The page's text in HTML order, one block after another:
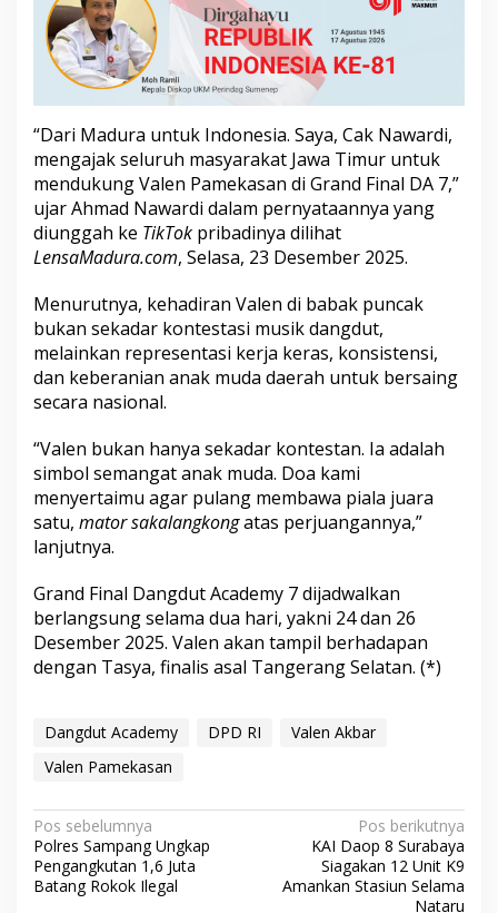
a
t
D
u
k
u
n
g
a
n
P
D
R
“Dari Madura untuk Indonesia. Saya, Cak Nawardi,
mengajak seluruh masyarakat Jawa Timur untuk
mendukung Valen Pamekasan di Grand Final DA 7,”
ujar Ahmad Nawardi dalam pernyataannya yang
diunggah ke TikTok pribadinya dilihat
LensaMadura.com, Selasa, 23 Desember 2025.
Menurutnya, kehadiran Valen di babak puncak
bukan sekadar kontestasi musik dangdut,
melainkan representasi kerja keras, konsistensi,
dan keberanian anak muda daerah untuk bersaing
secara nasional.
“Valen bukan hanya sekadar kontestan. Ia adalah
simbol semangat anak muda. Doa kami
menyertaimu agar pulang membawa piala juara
satu, mator sakalangkongatas perjuangannya,”
lanjutnya.
Grand Final Dangdut Academy 7 dijadwalkan
berlangsung selama dua hari, yakni 24 dan 26
Desember 2025. Valen akan tampil berhadapan
dengan Tasya, finalis asal Tangerang Selatan. (*)
Dangdut Academy DPD RI
Valen Akbar
Valen Pamekasan
N
a
v
Pos sebelumnya
Polres Sampang Ungkap
Pengangkutan 1,6 Juta
Batang Rokok Ilegal
Pos berikutnya
KAI Daop 8 Surabaya
Siagakan 12 Unit K9
Amankan Stasiun Selama
Nataru